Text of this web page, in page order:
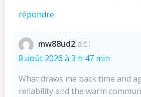
répondre
mw88ud2dit :
8 août 2026 à 3 h 47 min
What draws me back time and
reliability and the warm